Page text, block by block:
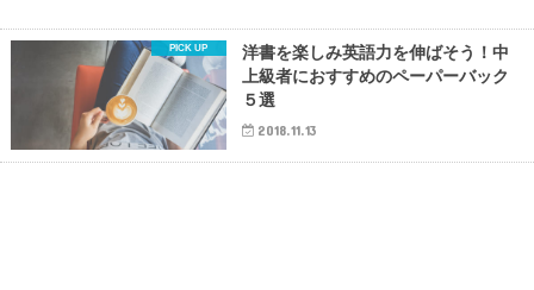
洋書を楽しみ英語力を伸ばそう！中
上級者におすすめのペーパーバック
５選
2018.11.13